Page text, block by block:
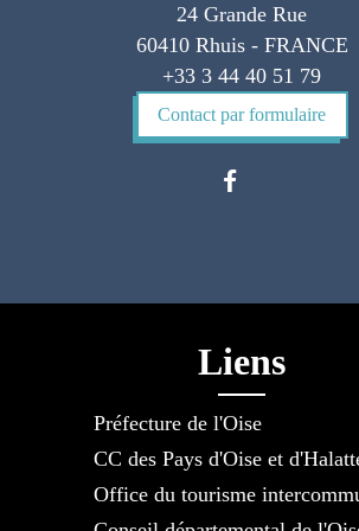
24 Grande Rue
60410 Rhuis - FRANCE
+33 3 44 40 51 79
Contact par formulaire
Liens
Préfecture de l'Oise
CC des Pays d'Oise et
Office du tourisme